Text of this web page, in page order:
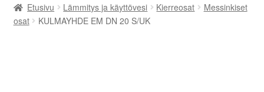
Asiakastilini
Etusivu Lämmitys ja käyttövesi Kierreosat
Messinkiset
osat
KULMAYHDE EM DN 20 S/UK